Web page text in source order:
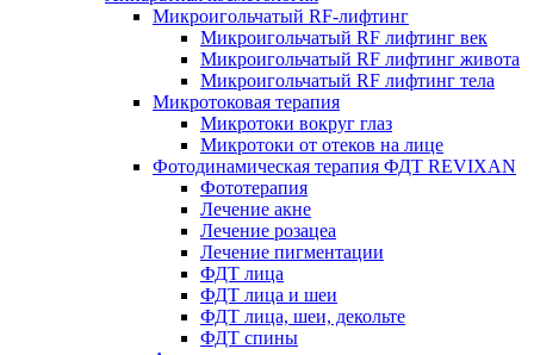
Микроигольчатый RF-лифтинг
Микроигольчатый RF лифтинг век
Микроигольчатый RF лифтинг живота
Микроигольчатый RF лифтинг тела
Микротоковая терапия
Микротоки вокруг глаз
Микротоки от отеков на лице
Фотодинамическая терапия ФДТ REVIXAN
Фототерапия
Лечение акне
Лечение розацеа
Лечение пигментации
ФДТ лица
ФДТ лица и шеи
ФДТ лица, шеи, декольте
ФДТ спины